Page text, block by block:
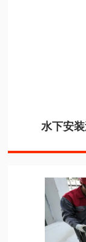
水下安